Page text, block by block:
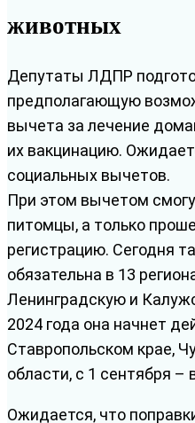
животных
Депутаты ЛДПР
предполагающую
вычета за лечение
их вакцинацию.
социальных вычетов.
При этом вычетом
питомцы, а только
регистрацию. Сегодня
обязательна в 13
Ленинградскую и
2024 года она начнет
Ставропольском крае,
области, с 1 сентября –
Ожидается, что